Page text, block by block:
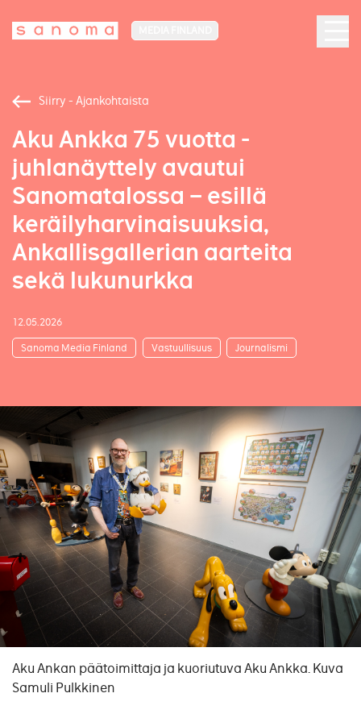
Siirry - Ajankohtaista
Aku Ankka 75 vuotta -
juhlanäyttely avautui
Sanomatalossa – esillä
keräilyharvinaisuuksia,
Ankallisgallerian aarteita
sekä lukunurkka
12.05.2026
Sanoma Media Finland Vastuullisuus Journalismi
Aku Ankan päätoimittaja ja kuoriutuva Aku Ankka. Kuva
Samuli Pulkkinen